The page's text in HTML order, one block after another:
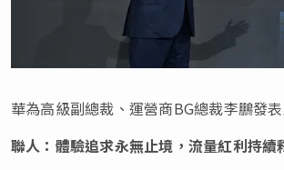
華為高級副總裁、運營商BG總裁李鵬發
聯人：體驗追求永無止境，流量紅利持續